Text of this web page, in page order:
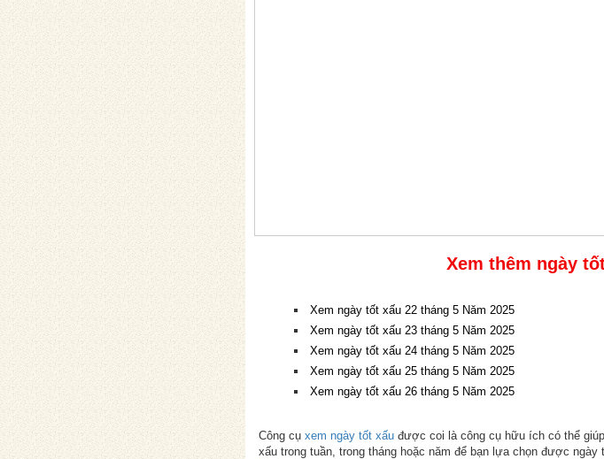
Xem thêm ngày
Xem ngày tốt xấu 22 tháng 5 Năm 2025
Xem ngày tốt xấu 23 tháng 5 Năm 2025
Xem ngày tốt xấu 24 tháng 5 Năm 2025
Xem ngày tốt xấu 25 tháng 5 Năm 2025
Xem ngày tốt xấu 26 tháng 5 Năm 2025
Công cụ xem ngày tốt xấu được coi là công cụ hữu ích có thể
xấu trong tuần, trong tháng hoặc năm để bạn lựa chọn được